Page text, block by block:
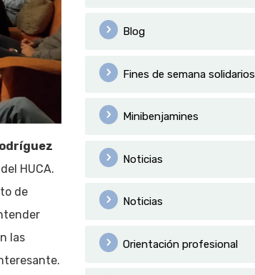
HUCA.
de
las
Blog
Fines de semana solidarios
Minibenjamines
Noticias
Noticias
Orientación profesional